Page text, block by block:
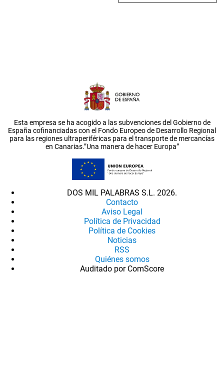
Esta empresa se ha acogido a las subvenciones del Gobierno de
España cofinanciadas con el Fondo Europeo de Desarrollo Regional
para las regiones ultraperiféricas para el transporte de mercancías
en Canarias.”Una manera de hacer Europa”
DOS MIL PALABRAS S.L. 2026.
Contacto
Aviso Legal
Política de Privacidad
Política de Cookies
Noticias
RSS
Quiénes somos
Auditado por ComScore